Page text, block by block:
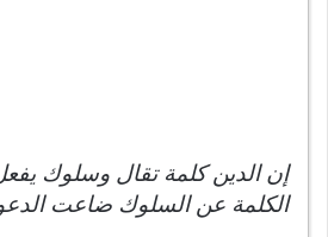
إن الدين كلمة تقال وسلوك
الكلمة عن السلوك ضاعت